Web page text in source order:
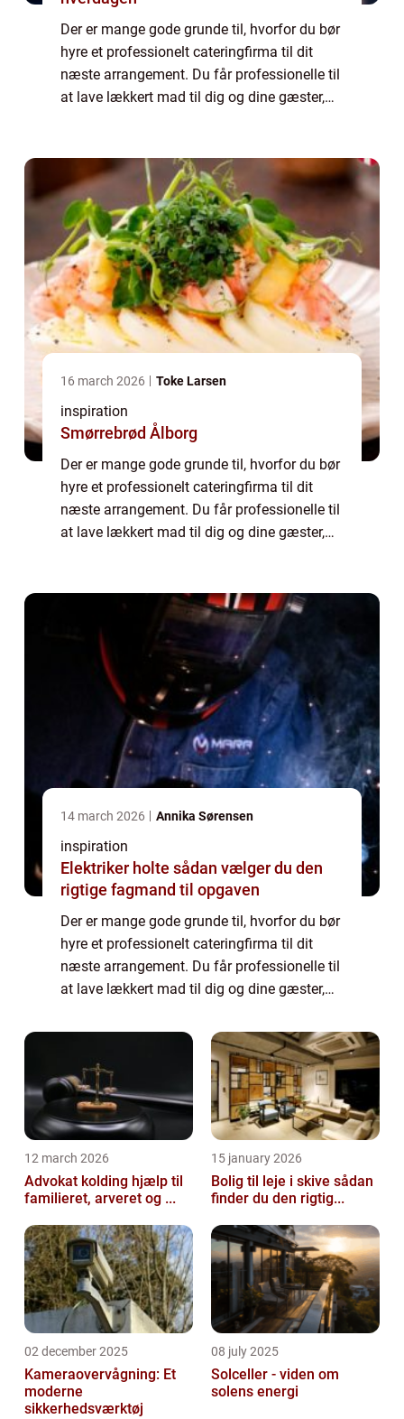
Der er mange gode grunde til, hvorfor du bør
hyre et professionelt cateringfirma til dit
næste arrangement. Du får professionelle til
at lave lækkert mad til dig og dine gæster,
16 march 2026 Toke Larsen
inspiration
Smørrebrød Ålborg
Der er mange gode grunde til, hvorfor du bør
hyre et professionelt cateringfirma til dit
næste arrangement. Du får professionelle til
at lave lækkert mad til dig og dine gæster,
14 march 2026 Annika Sørensen
inspiration
Elektriker holte sådan vælger du den
rigtige fagmand til opgaven
Der er mange gode grunde til, hvorfor du bør
hyre et professionelt cateringfirma til dit
næste arrangement. Du får professionelle til
at lave lækkert mad til dig og dine gæster,
12 march 2026
Advokat kolding hjælp til
familieret, arveret og ...
15 january 2026
Bolig til leje i skive sådan
finder du den rigtig...
02 december 2025
Kameraovervågning: Et
moderne
sikkerhedsværktøj
08 july 2025
Solceller - viden om
solens energi